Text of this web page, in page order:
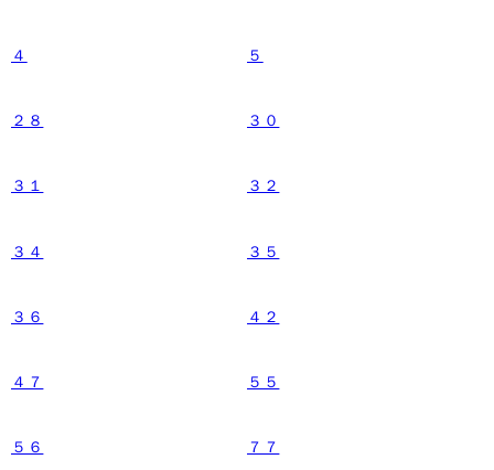
４ ５
２８ ３０
３１ ３２
３４ ３５
３６ ４２
４７ ５５
５６ ７７